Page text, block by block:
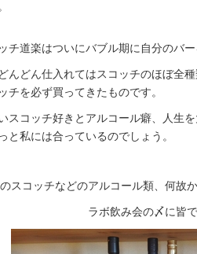
チ道楽はついにバブル期に自分のバ
んどん仕入れてはスコッチのほぼ全
チを必ず買ってきたものです。
スコッチ好きとアルコール癖、人生
と私には合っているのでしょう。
スコッチなどのアルコール類、何故
ラボ飲み会の〆に皆